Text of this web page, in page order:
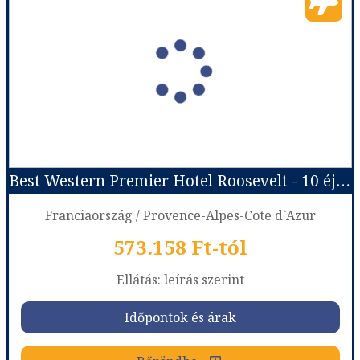
Város:Párizs
Utazás módja: Repülővel
leírás szerint
Szálláskategória:Hotel ****
DOUBLE CLUB - CLUB ROOM
Időpont: 2026-08-14 | 4 éj
már 495.938 Ft-tól
Időpontok és árak
Bőröndbe
Best Western Premier Hotel Roosevelt - 10 éjszakás
Franciaország / Provence-Alpes-Cote d`Azur
573.158 Ft-tól
Ellátás: leírás szerint
Időpontok és árak